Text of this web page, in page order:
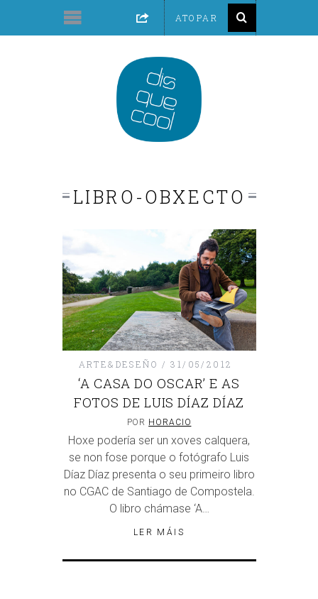
LIBRO-OBXECTO
ARTE&DESEÑO 31/05/2012
‘A CASA DO OSCAR’ E AS
FOTOS DE LUIS DÍAZ DÍAZ
POR HORACIO
Hoxe podería ser un xoves calquera,
se non fose porque o fotógrafo Luis
Díaz Díaz presenta o seu primeiro libro
no CGAC de Santiago de Compostela.
O libro chámase ‘A…
LER MÁIS